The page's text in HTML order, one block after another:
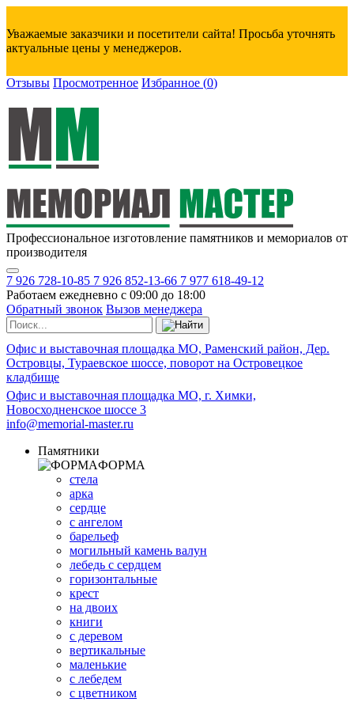
Уважаемые заказчики и посетители сайта! Просьба уточнять
актуальные цены у менеджеров.
Отзывы Просмотренное Избранное (0)
Профессиональное изготовление памятников и мемориалов от
производителя
7 926 728-10-85 7 926 852-13-66 7 977 618-49-12
Работаем ежедневно с 09:00 до 18:00
Обратный звонок Вызов менеджера
Офис и выставочная площадка МО, Раменский район, Дер.
Островцы, Тураевское шоссе, поворот на Островецкое
кладбище
Офис и выставочная площадка МО, г. Химки,
Новосходненское шоссе 3
info@memorial-master.ru
Памятники
ФОРМА
стела
арка
сердце
с ангелом
барельеф
могильный камень валун
лебедь с сердцем
горизонтальные
крест
на двоих
книги
с деревом
вертикальные
маленькие
с лебедем
с цветником